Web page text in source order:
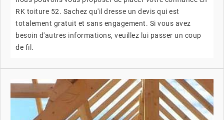
RK toiture 52. Sachez qu'il dresse un devis qui est
totalement gratuit et sans engagement. Si vous avez
besoin d'autres informations, veuillez lui passer un coup
de fil.